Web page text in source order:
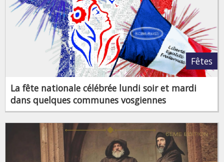
Fêtes
La fête nationale célébrée lundi soir et mardi
dans quelques communes vosgiennes